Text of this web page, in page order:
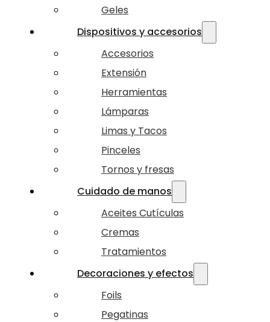
Geles
Dispositivos y accesorios
Accesorios
Extensión
Herramientas
Lámparas
Limas y Tacos
Pinceles
Tornos y fresas
Cuidado de manos
Aceites Cutículas
Cremas
Tratamientos
Decoraciones y efectos
Foils
Pegatinas